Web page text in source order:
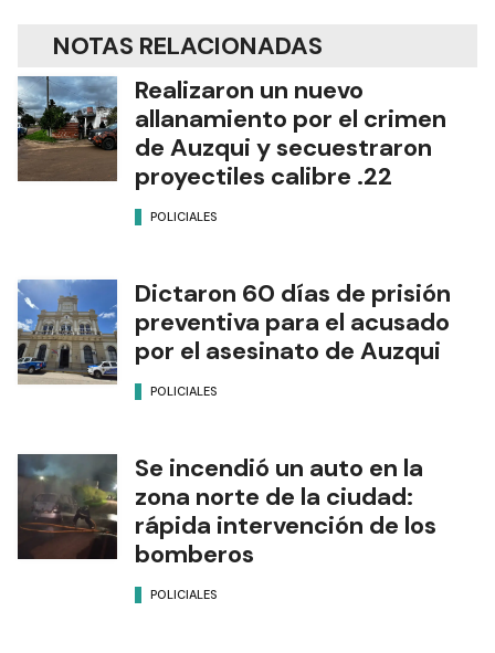
NOTAS RELACIONADAS
Realizaron un nuevo
allanamiento por el crimen
de Auzqui y secuestraron
proyectiles calibre .22
POLICIALES
Dictaron 60 días de prisión
preventiva para el acusado
por el asesinato de Auzqui
POLICIALES
Se incendió un auto en la
zona norte de la ciudad:
rápida intervención de los
bomberos
POLICIALES